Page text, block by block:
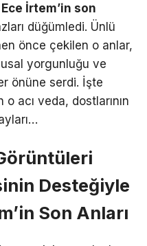
Ece İrtem’in son
düğümledi. Ünlü
önce çekilen o anlar,
yorgunluğu ve
önüne serdi. İşte
acı veda, dostlarının
Desteğiyle
Son Anları